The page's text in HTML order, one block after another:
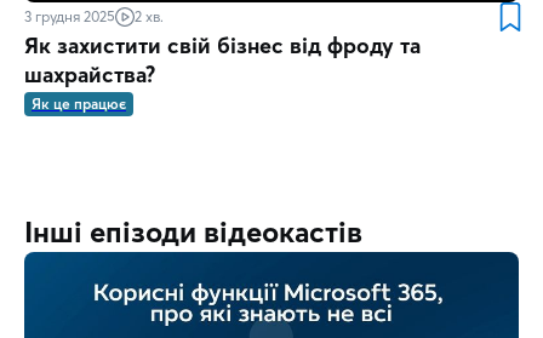
3 грудня 2025 2 хв.
Як захистити свій бізнес від фроду та
шахрайства?
Як це працює
Інші епізоди відеокастів